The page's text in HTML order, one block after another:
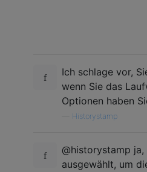
Ich schlage vor,
wenn Sie das
Optionen haben
Historystamp
@historystamp
ausgewählt, um